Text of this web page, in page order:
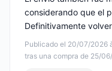
Publicado el 20/07/2026
tras una compra de 25/
considerando que el
Definitivamente